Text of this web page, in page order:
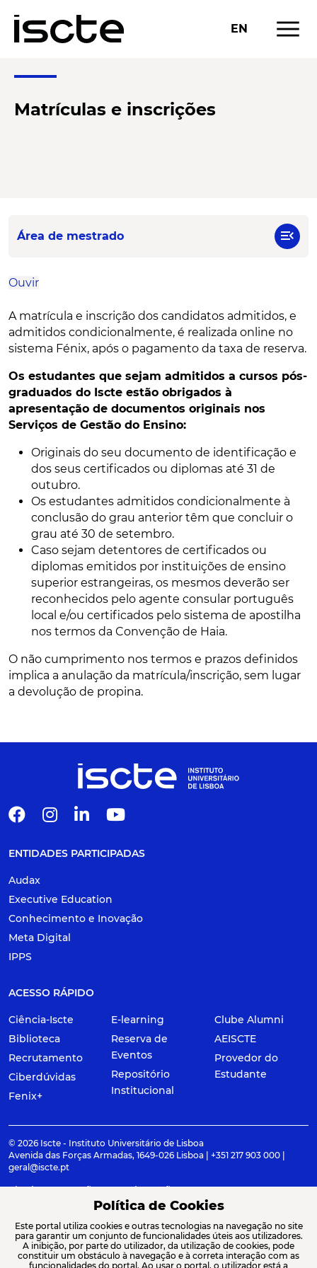
EN menu
Matrículas e inscrições
Área de mestrado menu_open
Ouvir
A matrícula e inscrição dos candidatos admitidos, e
admitidos condicionalmente, é realizada online no
sistema Fénix, após o pagamento da taxa de reserva.
Os estudantes que sejam admitidos a cursos pós-
graduados do Iscte estão obrigados à
apresentação de documentos originais nos
Serviços de Gestão do Ensino:
Originais do seu documento de identificação e
dos seus certificados ou diplomas até 31 de
outubro.
Os estudantes admitidos condicionalmente à
conclusão do grau anterior têm que concluir o
grau até 30 de setembro.
Caso sejam detentores de certificados ou
diplomas emitidos por instituições de ensino
superior estrangeiras, os mesmos deverão ser
reconhecidos pelo agente consular português
local e/ou certificados pelo sistema de apostilha
nos termos da Convenção de Haia.
O não cumprimento nos termos e prazos definidos
implica a anulação da matrícula/inscrição, sem lugar
a devolução de propina.
ENTIDADES PARTICIPADAS
Audax
Executive Education
Conhecimento e Inovação
Meta Digital
IPPS
ACESSO RÁPIDO
Ciência-Iscte
Biblioteca
Recrutamento
Ciberdúvidas
Fenix+
E-learning
Reserva de
Eventos
Repositório
Institucional
Clube Alumni
AEISCTE
Provedor do
Estudante
© 2026 Iscte - Instituto Universitário de Lisboa
Avenida das Forças Armadas, 1649-026 Lisboa | +351 217 903 000 |
geral@iscte.pt
Elogios, Sugestões e Reclamações
Termos e condições
Canal de denúncia
ACREDITAÇÕES E ASSOCIAÇÕES
Política de Cookies
Este portal utiliza cookies e outras tecnologias na navegação no site
para garantir um conjunto de funcionalidades úteis aos utilizadores.
A inibição, por parte do utilizador, da utilização de cookies, pode
constituir um obstáculo à navegação e à correta interação com as
funcionalidades do portal. Ao usar o portal, o utilizador está a